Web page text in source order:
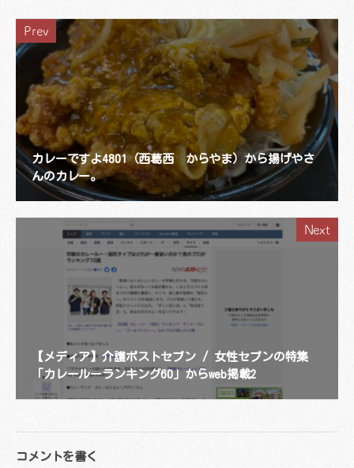
Prev
カレーですよ4801（西葛西 からやま）から揚げやさ
んのカレー。
Next
【メディア】介護ポストセブン / 女性セブンの特集
「カレールーランキング60」からweb掲載2
コメントを書く